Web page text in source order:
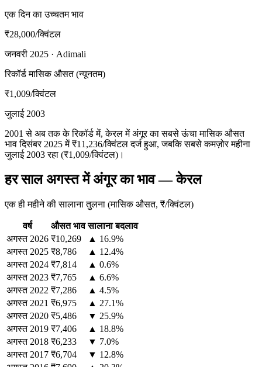
एक दिन का उच्चतम भाव
₹28,000/क्विंटल
जनवरी 2025 · Adimali
रिकॉर्ड मासिक औसत (न्यूनतम)
₹1,009/क्विंटल
जुलाई 2003
2001 से अब तक के रिकॉर्ड में, केरल में अंगूर का सबसे ऊंचा मासिक औसत
भाव दिसंबर 2025 में ₹11,236/क्विंटल दर्ज हुआ, जबकि सबसे कमज़ोर महीना
जुलाई 2003 रहा (₹1,009/क्विंटल)।
हर साल अगस्त में अंगूर का भाव — केरल
एक ही महीने की सालाना तुलना (मासिक औसत, ₹/क्विंटल)
वर्ष औसत भाव सालाना बदलाव
अगस्त 2026 ₹10,269
▲ 16.9%
अगस्त 2025 ₹8,786
▲ 12.4%
अगस्त 2024 ₹7,814
▲ 0.6%
अगस्त 2023 ₹7,765
▲ 6.6%
अगस्त 2022 ₹7,286
▲ 4.5%
अगस्त 2021 ₹6,975
▲ 27.1%
अगस्त 2020 ₹5,486
▼ 25.9%
अगस्त 2019 ₹7,406
▲ 18.8%
अगस्त 2018 ₹6,233
▼ 7.0%
अगस्त 2017 ₹6,704
▼ 12.8%